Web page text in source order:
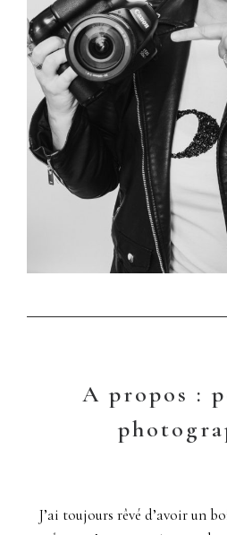
A propos :
J’ai toujours rêvé d’avoir un